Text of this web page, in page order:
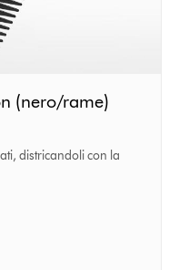
(nero/rame)
districandoli con la